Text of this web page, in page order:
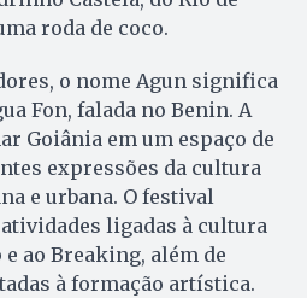
roda de coco.
o nome Agun significa
Fon, falada no Benin. A
Goiânia em um espaço de
expressões da cultura
e urbana. O festival
ligadas à cultura
ao Breaking, além de
à formação artística.